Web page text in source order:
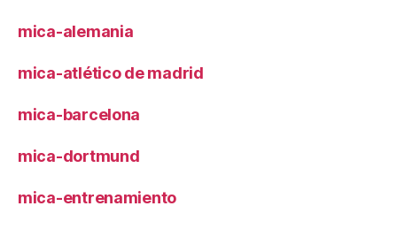
mica-alemania
mica-atlético de madrid
mica-barcelona
mica-dortmund
mica-entrenamiento